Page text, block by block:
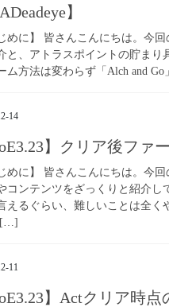
】
めに】 皆さんこんにちは。今
と、アトラスポイントの貯まり
ム方法は変わらず「Alch and
14
】クリア後ファ
めに】 皆さんこんにちは。今
コンテンツをざっくりと紹介し
えるぐらい、難しいことは全
[…]
11
】Actクリア時